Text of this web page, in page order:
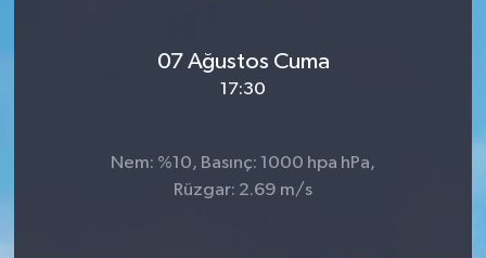
07 Ağustos Cuma
17:30
Nem: %10, Basınç: 1000 hpa hPa,
Rüzgar: 2.69 m/s